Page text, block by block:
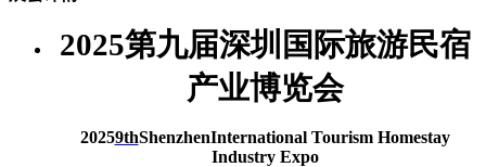
2025第九届深圳国际旅游民宿
产业博览会
20259thShenzhenInternational Tourism Homestay
Industry Expo